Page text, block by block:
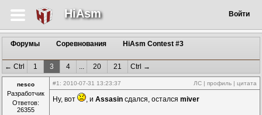
HiAsm Войти
Форумы Соревнования HiAsm Contest #3
← Ctrl 1 3 4 ... 20 21 Ctrl →
nesco
Разработчик
Ответов:
26355
#1 : 2010-07-31 13:23:37 ЛС | профиль | цитата
Ну, вот , и Assasin сдался, остался miver